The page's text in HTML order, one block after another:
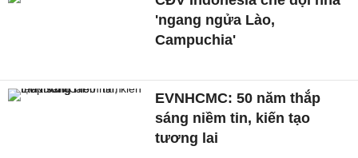
'ngang ngửa Lào,
Campuchia'
EVNHCMC: 50 năm thắp
sáng niềm tin, kiến tạo
tương lai